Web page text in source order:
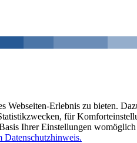
Webseiten-Erlebnis zu bieten.
für
Ihrer Einstellungen
Datenschutzhinweis.